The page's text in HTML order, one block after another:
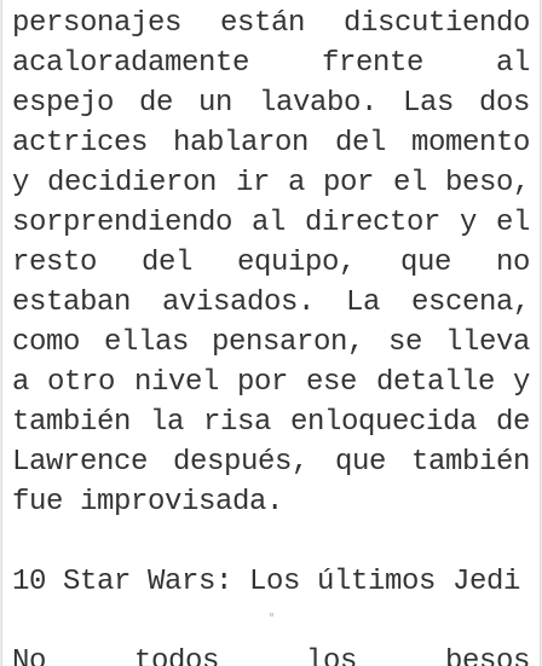
personajes están discutiendo
acaloradamente frente al
espejo de un lavabo. Las dos
actrices hablaron del momento
y decidieron ir a por el beso,
sorprendiendo al director y el
resto del equipo, que no
estaban avisados. La escena,
como ellas pensaron, se lleva
a otro nivel por ese detalle y
también la risa enloquecida de
Lawrence después, que también
fue improvisada.
10 Star Wars: Los últimos Jedi